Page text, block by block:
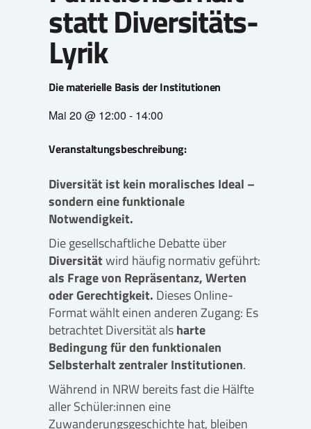
statt Diversitäts-
Lyrik
Die materielle Basis der Institutionen
Mai 20 @ 12:00 - 14:00
Veranstaltungsbeschreibung:
Diversität ist kein moralisches Ideal –
sondern eine funktionale
Notwendigkeit.
Die gesellschaftliche Debatte über
Diversitätwird häufig normativ geführt:
als Frage von Repräsentanz, Werten
oder Gerechtigkeit. Dieses Online-
Format wählt einen anderen Zugang: Es
betrachtet Diversität alsharte
Bedingung für den funktionalen
Selbsterhalt zentraler Institutionen.
Während in NRW bereits fast die Hälfte
aller Schüler:innen eine
Zuwanderungsgeschichte hat, bleiben